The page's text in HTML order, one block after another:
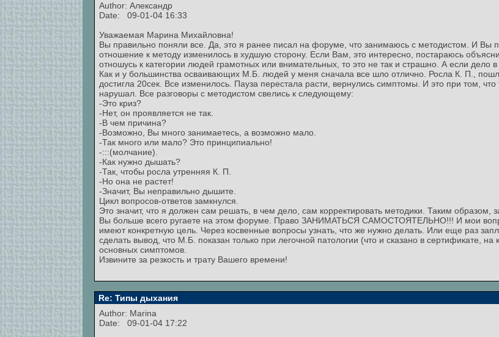
Author: Александр
Date: 09-01-04 16:33
Уважаемая Марина Михайловна!
Вы правильно поняли все. Да, это я ранее писал на форуме, что занимаюсь с методистом. И Вы
отношение к методу изменилось в худшую сторону. Если Вам, это интересно, постараюсь
отношусь к категории людей грамотных или внимательных, то это не так и страшно. А если дело
Как и у большинства осваивающих М.Б. людей у меня сначала все шло отлично. Росла К. П.,
достигла 20сек. Все изменилось. Пауза перестала расти, вернулись симптомы. И это при том,
нарушал. Все разговоры с методистом свелись к следующему:
-Это криз?
-Нет, он проявляется не так.
-В чем причина?
-Возможно, Вы много занимаетесь, а возможно мало.
-Так много или мало? Это принципиально!
-:::(молчание).
-Как нужно дышать?
-Так, чтобы росла утренняя К. П.
-Но она не растет!
-Значит, Вы неправильно дышите.
Цикл вопросов-ответов замкнулся.
Это значит, что я должен сам решать, в чем дело, сам корректировать методики. Таким
Вы больше всего ругаете на этом форуме. Право ЗАНИМАТЬСЯ САМОСТОЯТЕЛЬНО!!! И мои
имеют конкретную цель. Через косвенные вопросы узнать, что же нужно делать. Или еще раз
сделать вывод, что М.Б. показан только при легочной патологии (что и сказано в сертификате,
основных симптомов.
Извините за резкость и трату Вашего времени!
Re: Типы дыхания
Author: Marina
Date: 09-01-04 17:22